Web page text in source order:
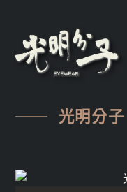
光明分